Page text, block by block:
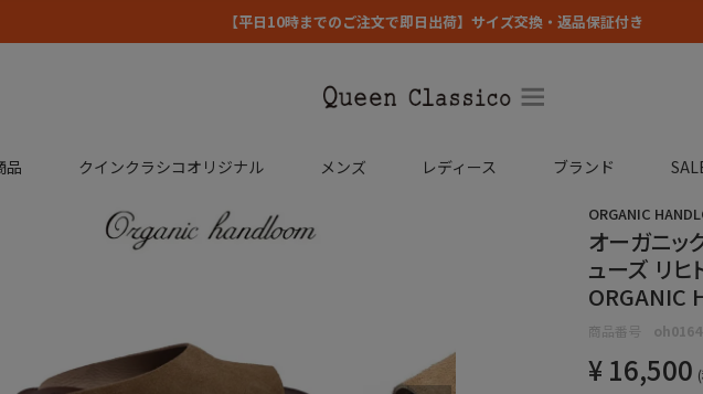
【平日10時までのご注文で即日出荷】サイズ交換・返品保証付き
品 クインクラシコオリジナル メンズ レディース ブランド
ORGANIC
オーガニッ
ューズ リ
ORGANIC
商品番号
¥ 16,500